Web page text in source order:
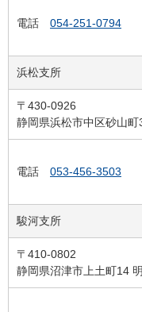
電話 054-251-0794
浜松支所
〒430-0926
静岡県浜松市中区砂山
電話 053-456-3503
駿河支所
〒410-0802
静岡県沼津市上土町14